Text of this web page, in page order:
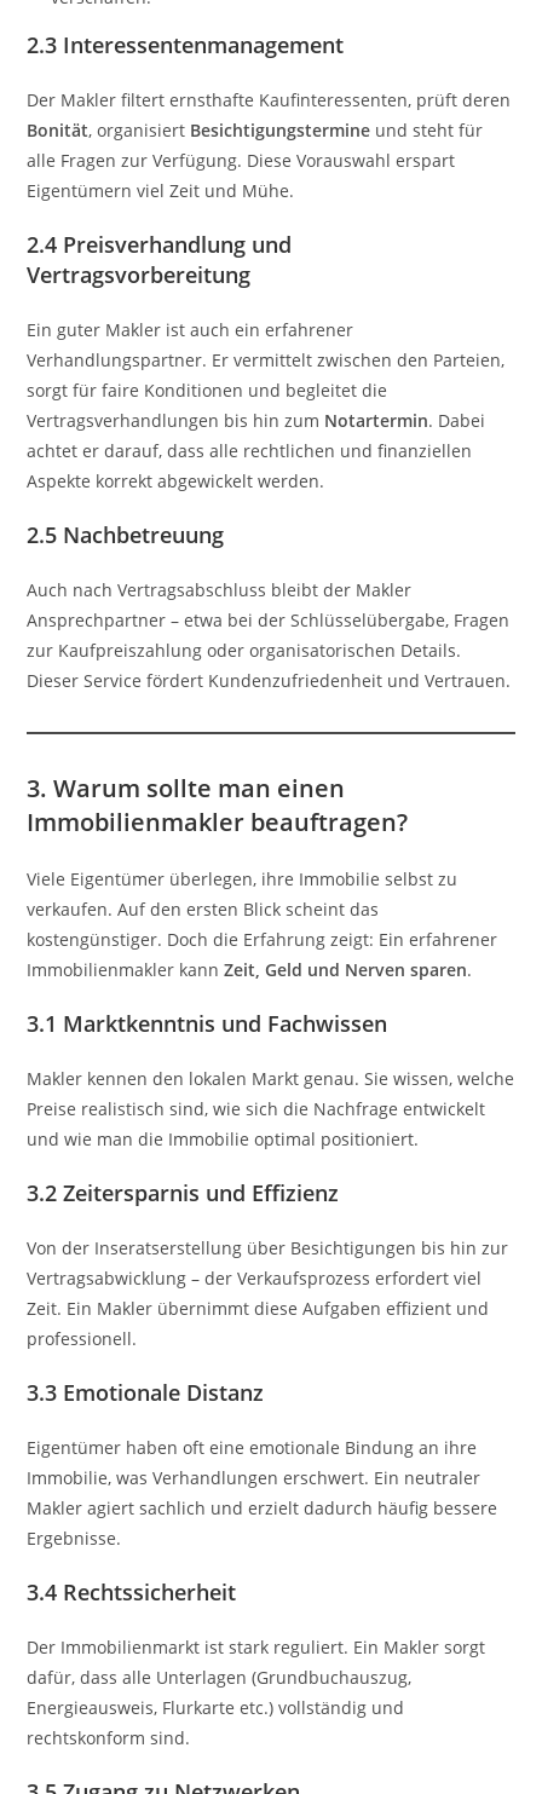
2.3 Interessentenmanagement
Der Makler filtert ernsthafte Kaufinteressenten, prüft deren
Bonität, organisiert Besichtigungstermine und steht für
alle Fragen zur Verfügung. Diese Vorauswahl erspart
Eigentümern viel Zeit und Mühe.
2.4 Preisverhandlung und
Vertragsvorbereitung
Ein guter Makler ist auch ein erfahrener
Verhandlungspartner. Er vermittelt zwischen den Parteien,
sorgt für faire Konditionen und begleitet die
Vertragsverhandlungen bis hin zum Notartermin. Dabei
achtet er darauf, dass alle rechtlichen und finanziellen
Aspekte korrekt abgewickelt werden.
2.5 Nachbetreuung
Auch nach Vertragsabschluss bleibt der Makler
Ansprechpartner – etwa bei der Schlüsselübergabe, Fragen
zur Kaufpreiszahlung oder organisatorischen Details.
Dieser Service fördert Kundenzufriedenheit und Vertrauen.
3. Warum sollte man einen
Immobilienmakler beauftragen?
Viele Eigentümer überlegen, ihre Immobilie selbst zu
verkaufen. Auf den ersten Blick scheint das
kostengünstiger. Doch die Erfahrung zeigt: Ein erfahrener
Immobilienmakler kannZeit, Geld und Nerven sparen.
3.1 Marktkenntnis und Fachwissen
Makler kennen den lokalen Markt genau. Sie wissen, welche
Preise realistisch sind, wie sich die Nachfrage entwickelt
und wie man die Immobilie optimal positioniert.
3.2 Zeitersparnis und Effizienz
Von der Inseratserstellung über Besichtigungen bis hin zur
Vertragsabwicklung – der Verkaufsprozess erfordert viel
Zeit. Ein Makler übernimmt diese Aufgaben effizient und
professionell.
3.3 Emotionale Distanz
Eigentümer haben oft eine emotionale Bindung an ihre
Immobilie, was Verhandlungen erschwert. Ein neutraler
Makler agiert sachlich und erzielt dadurch häufig bessere
Ergebnisse.
3.4 Rechtssicherheit
Der Immobilienmarkt ist stark reguliert. Ein Makler sorgt
dafür, dass alle Unterlagen (Grundbuchauszug,
Energieausweis, Flurkarte etc.) vollständig und
rechtskonform sind.